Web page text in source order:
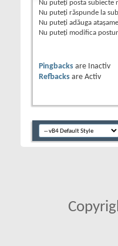
Nu puteţi posta subiecte
Nu puteţi răspunde la
Nu puteţi adăuga
Nu puteţi modifica
Pingbacks are
Inactiv
Refbacks are Activ